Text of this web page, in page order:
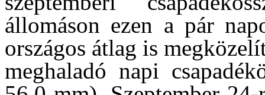
állomáson ezen a pár
országos átlag is
meghaladó napi